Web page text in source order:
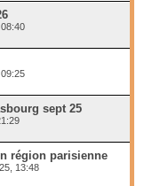
sept 25
région parisienne
13:48